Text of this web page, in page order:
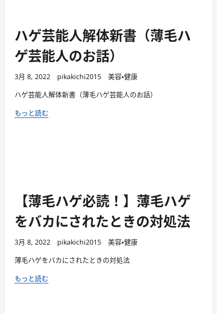
ハゲ芸能人解体新書（薄毛ハ
ゲ芸能人のお話）
3月 8, 2022 pikakichi2015
美容・健康
ハゲ芸能人解体新書（薄毛ハゲ芸能人のお話）
もっと読む
【薄毛ハゲ必読！】薄毛ハゲ
をバカにされたときの対処法
3月 8, 2022 pikakichi2015
美容・健康
薄毛ハゲをバカにされたときの対処法
もっと読む